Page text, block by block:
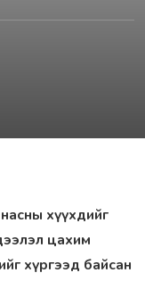
хүүхдийг
цахим
хүргээд байсан